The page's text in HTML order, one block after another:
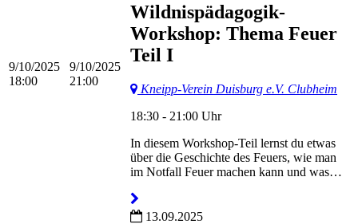
9/10/2025
18:00
9/10/2025
21:00
Wildnispädagogik-
Workshop: Thema Feuer
Teil I
Kneipp-Verein Duisburg e.V. Clubheim
18:30 - 21:00 Uhr
In diesem Workshop-Teil lernst du etwas
über die Geschichte des Feuers, wie man
im Notfall Feuer machen kann und was…
13.09.2025